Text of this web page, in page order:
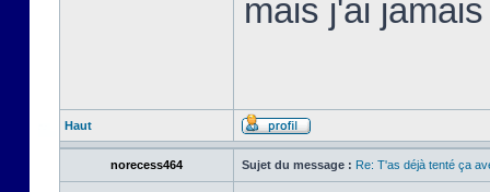
mais j'ai
Haut
norecess464 Sujet du message : Re: T'as déjà tenté ça